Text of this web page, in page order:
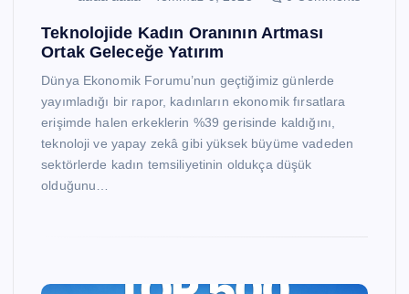
Teknolojide Kadın Oranının Artması
Ortak Geleceğe Yatırım
Dünya Ekonomik Forumu’nun geçtiğimiz günlerde
yayımladığı bir rapor, kadınların ekonomik fırsatlara
erişimde halen erkeklerin %39 gerisinde kaldığını,
teknoloji ve yapay zekâ gibi yüksek büyüme vadeden
sektörlerde kadın temsiliyetinin oldukça düşük
olduğunu…